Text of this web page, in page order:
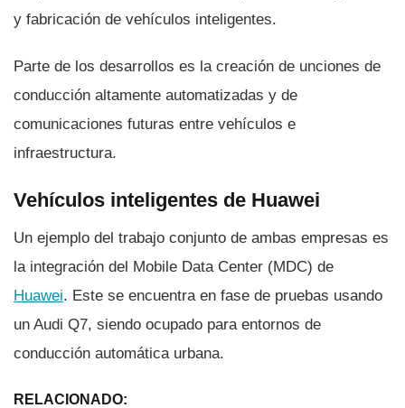
y fabricación de vehí­culos inteligentes.
Parte de los desarrollos es la creación de unciones de
conducción altamente automatizadas y de
comunicaciones futuras entre vehí­culos e
infraestructura.
Vehí­culos inteligentes de Huawei
Un ejemplo del trabajo conjunto de ambas empresas es
la integración del Mobile Data Center (MDC) de
Huawei. Este se encuentra en fase de pruebas usando
un Audi Q7, siendo ocupado para entornos de
conducción automática urbana.
RELACIONADO: